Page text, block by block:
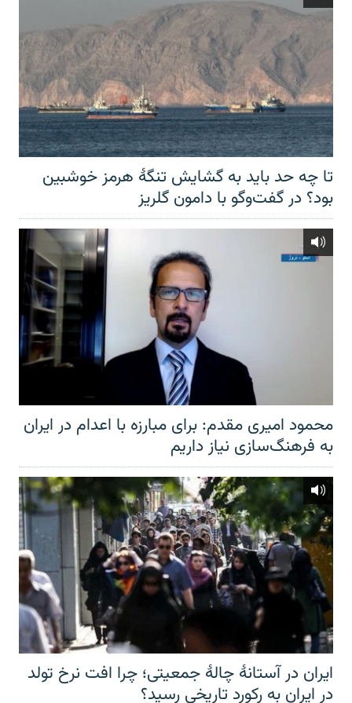
تا چه حد باید به گشایش تنگهٔ هرمز خوشبین
بود؟ در گفت‌وگو با دامون گلریز
محمود امیری مقدم: برای مبارزه با اعدام در ایران
به فرهنگ‌سازی نیاز داریم
ایران در آستانهٔ چالهٔ جمعیتی؛ چرا افت نرخ تولد
در ایران به رکورد تاریخی رسید؟